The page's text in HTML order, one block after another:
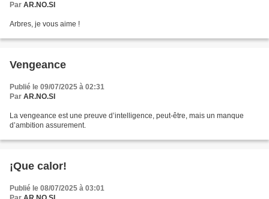
Par AR.NO.SI
Arbres, je vous aime !
Vengeance
Publié le 09/07/2025 à 02:31
Par AR.NO.SI
La vengeance est une preuve d’intelligence, peut-être, mais un manque
d’ambition assurement.
¡Que calor!
Publié le 08/07/2025 à 03:01